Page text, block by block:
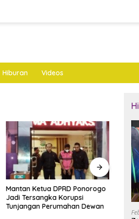
Hiburan Videos
Mantan Ketua DPRD Ponorogo
Jadi Tersangka Korupsi
Tunjangan Perumahan Dewan